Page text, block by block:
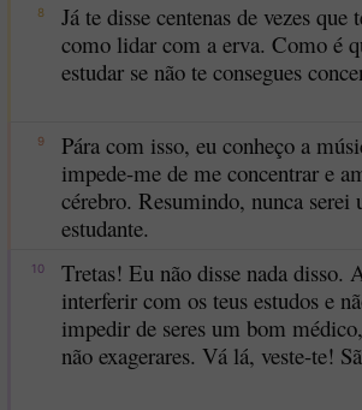
8
Já te disse centenas de vezes que
como lidar com a erva. Como é
estudar se não te consegues
9
Pára com isso, eu conheço a
impede-me de me concentrar e
cérebro. Resumindo, nunca serei
estudante.
10
Tretas! Eu não disse nada disso.
interferir com os teus estudos e
impedir de seres um bom
não exagerares. Vá lá, veste-te!